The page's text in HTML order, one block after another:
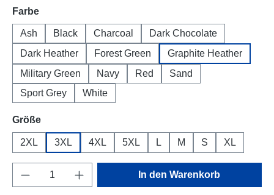
Farbeauswählen
Ash Black Charcoal
Dark Chocolate
Dark Heather
Forest Green
Graphite Heather
Military Green
Navy Red
Sand
Sport Grey
White
Größeauswählen
2XL 3XL 4XL 5XL L M S XL
Produkt Anzahl: Gib den gewünschten
In den Warenkorb